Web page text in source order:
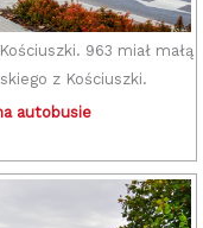
963 miał małą
z Kościuszki.
autobusie